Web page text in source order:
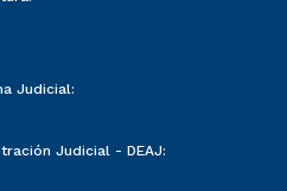
Judicial:
Judicial - DEAJ: